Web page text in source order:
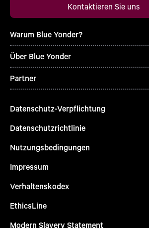
Kontaktieren Sie uns
Warum Blue Yonder?
Über Blue Yonder
Partner
Datenschutz-Verpflichtung
Datenschutzrichtlinie
Nutzungsbedingungen
Impressum
Verhaltenskodex
EthicsLine
Modern Slavery Statement